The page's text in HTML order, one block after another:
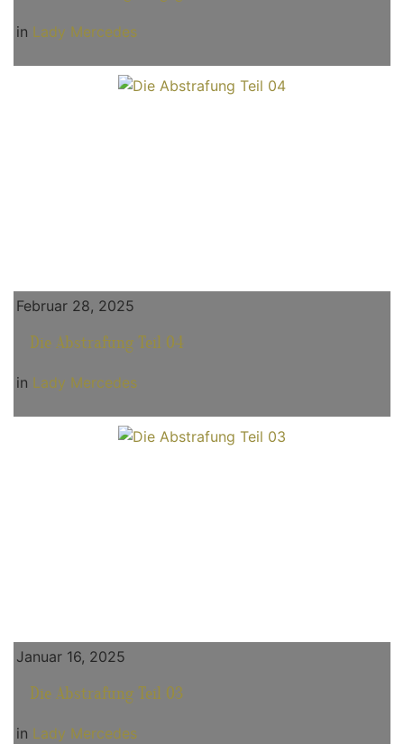
in Lady Mercedes
Februar 28, 2025
Die Abstrafung Teil 04
in Lady Mercedes
Januar 16, 2025
Die Abstrafung Teil 03
in Lady Mercedes